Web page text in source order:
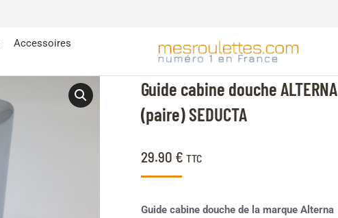
Accessoires
Guide cabine douche ALTERNA
(paire) SEDUCTA
29.90 € TTC
Guide cabine douche de la marque Alterna